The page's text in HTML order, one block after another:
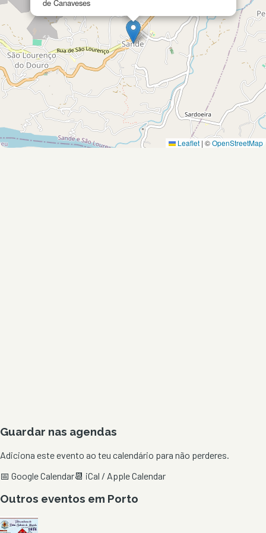
de Canaveses
Leaflet | ©OpenStreetMap
Guardar nas agendas
Adiciona este evento ao teu calendário para não perderes.
📅 Google Calendar📆 iCal / Apple Calendar
Outros eventos em Porto